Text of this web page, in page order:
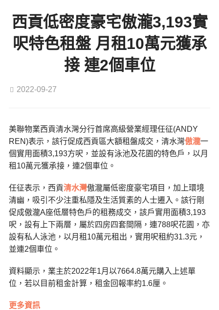
西貢低密度豪宅傲瀧3,193實
呎特色租盤 月租10萬元獲承
接 連2個車位
2022-09-27
美聯物業西貢清水灣分行首席高級營業經理任征(ANDY
REN)表示，該行促成西貢區大額租盤成交，清水灣傲瀧一
個實用面積3,193方呎，並設有泳池及花園的特色戶，以月
租10萬元獲承接，連2個車位。
任征表示，西貢清水灣傲瀧屬低密度豪宅項目，加上環境
清幽，吸引不少注重私隱及生活質素的人士遷入。該行剛
促成傲瀧A座低層特色戶的租務成交，該戶實用面積3,193
呎，設有上下兩層，屬於四房四套間隔，連788呎花園，亦
設有私人泳池，以月租10萬元租出，實用呎租約31.3元，
並連2個車位。
資料顯示，業主於2022年1月以7664.8萬元購入上述單
位，若以目前租金計算，租金回報率約1.6厘。
更多資訊